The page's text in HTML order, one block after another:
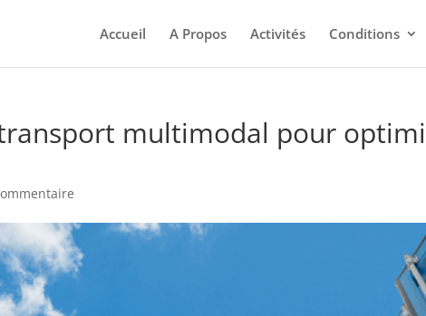
Accueil A Propos Activités Conditions
multimodal pour